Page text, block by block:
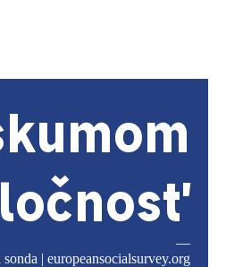
—
| europeansocialsurvey.org